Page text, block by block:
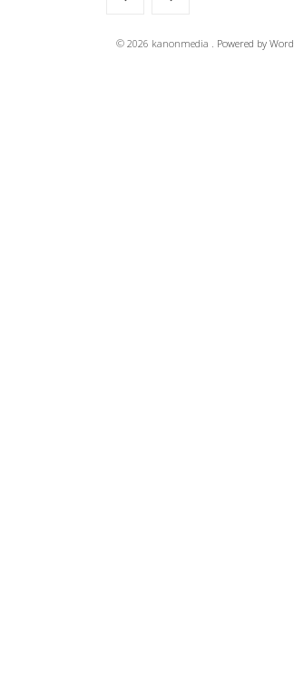
© 2026 kanonmedia . Powered by